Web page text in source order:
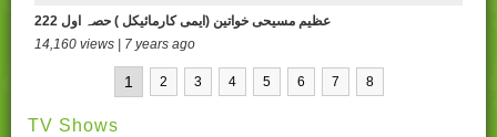
222 عظیم مسیحی خواتین (ایمی کارمائیکل ) حصہ اول
14,160 views | 7 years ago
1 2 3 4 5 6 7 8
TV Shows